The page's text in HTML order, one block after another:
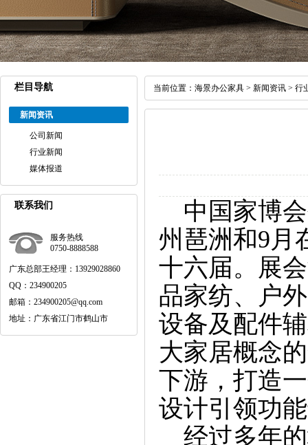
栏目导航
新闻资讯
公司新闻
行业新闻
媒体报道
联系我们
服务热线
0750-8888588
广东总部王经理：13929028860
QQ：234900205
邮箱：234900205@qq.com
地址：广东省江门市鹤山市
当前位置： 海景办公家具 > 新闻资讯 > 行
中国家博
州琶洲和9月
十六届。展
品家纺、户
设备及配件
大家居概念
下游，打造
设计引领功
经过多年